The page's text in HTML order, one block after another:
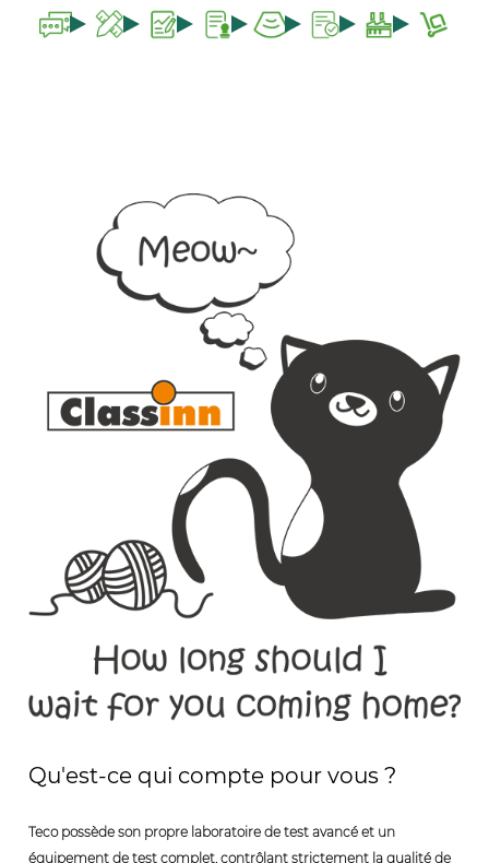
Qu'est-ce qui compte pour vous ?
Teco possède son propre laboratoire de test avancé et un
équipement de test complet, contrôlant strictement la qualité de